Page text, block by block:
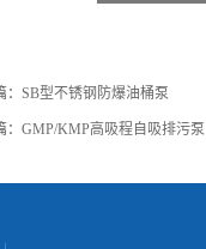
SB型不锈钢防爆油桶泵
： GMP/KMP高吸程自吸排污泵